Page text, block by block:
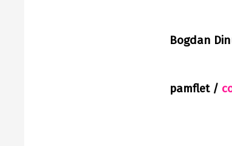
Bogdan
pamflet /